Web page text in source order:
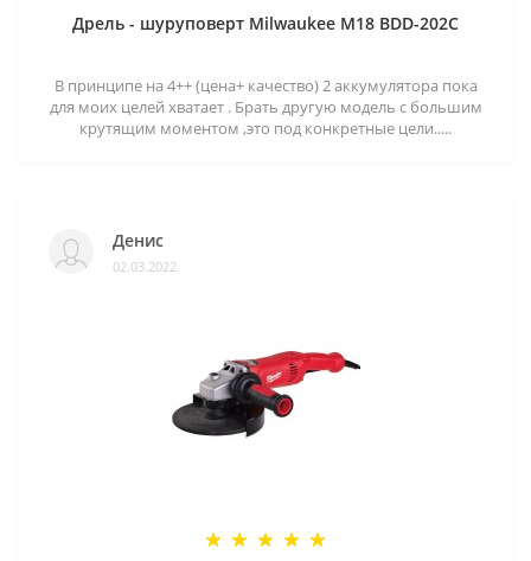
Дрель - шуруповерт Milwaukee M18 BDD-202C
В принципе на 4++ (цена+ качество) 2 аккумулятора пока
для моих целей хватает . Брать другую модель с большим
крутящим моментом ,это под конкретные цели.....
Денис
02.03.2022